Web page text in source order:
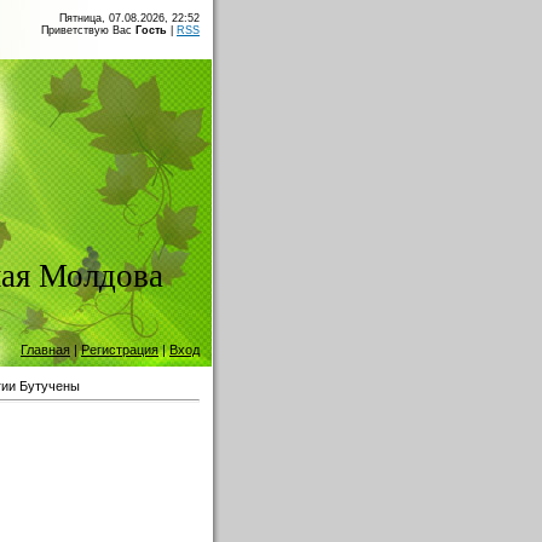
Пятница, 07.08.2026, 22:52
Приветствую Вас Гость RSS
Молдова
Главная |Регистрация|Вход
Бутучены